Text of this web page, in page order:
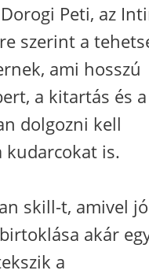
Peti, az
szerint a
ami hosszú
a kitartás és a
dolgozni kell
kudarcokat is.
skill-t, amivel
akár
a